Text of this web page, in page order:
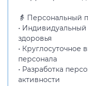
👵 Персональный
• Индивидуальный
здоровья
• Круглосуточное
персонала
• Разработка
активности